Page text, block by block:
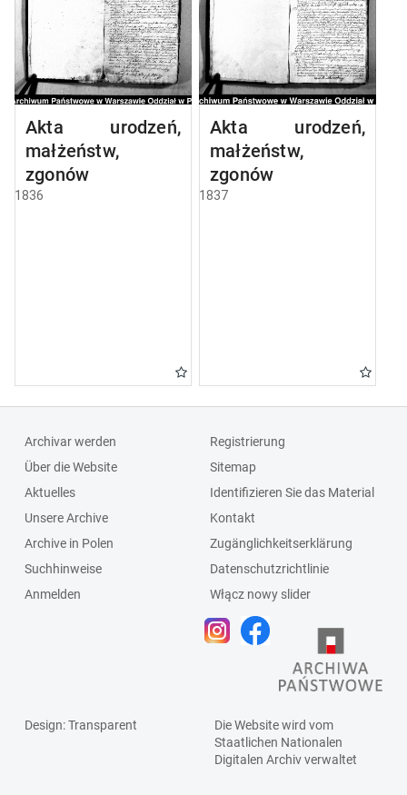
Akta urodzeń,
małżeństw,
zgonów
1836
Akta urodzeń,
małżeństw,
zgonów
1837
Archivar werden
Über die Website
Aktuelles
Unsere Archive
Archive in Polen
Suchhinweise
Anmelden
Registrierung
Sitemap
Identifizieren Sie das Material
Kontakt
Zugänglichkeitserklärung
Datenschutzrichtlinie
Włącz nowy slider
Design: Transparent
Die Website wird vom
Staatlichen Nationalen
Digitalen Archivverwaltet